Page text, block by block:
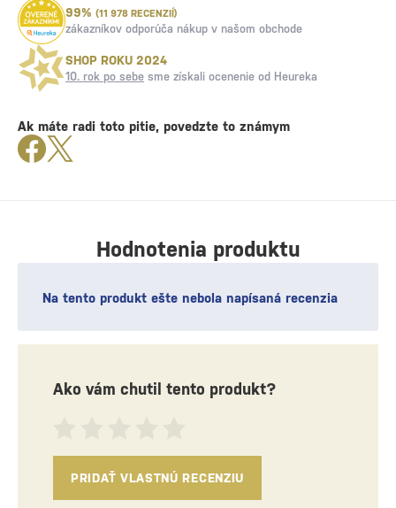
Hodnotenia produktu
Na tento produkt ešte nebola napísaná recenzia
Ako vám chutil tento produkt?
PRIDAŤ VLASTNÚ RECENZIU
99% (11 978 RECENZIÍ)
zákazníkov odporúča nákup v našom obchode
SHOP ROKU 2024
10. rok po sebe sme získali ocenenie od Heureka
Ak máte radi toto pitie, povedzte to známym